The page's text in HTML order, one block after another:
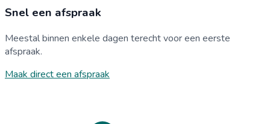
Snel een afspraak
Meestal binnen enkele dagen terecht voor een eerste
afspraak.
Maak direct een afspraak